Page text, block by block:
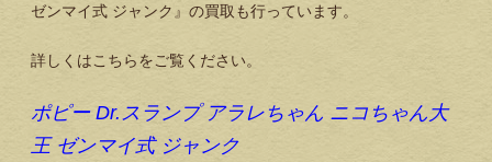
ゼンマイ式 ジャンク』の買取も行っています。
詳しくはこちらをご覧ください。
ポピー Dr.スランプ アラレちゃん ニコちゃん大
王 ゼンマイ式 ジャンク